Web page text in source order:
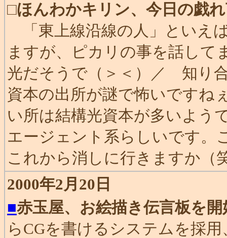
□ほんわかキリン、今日の戯
「東上線沿線の人」といえ
ますが、ピカリの事を話して
光だそうで（＞＜）／ 知り
資本の出所が謎で怖いですね
い所は結構光資本が多いよう
エージェント系らしいです。
これから消しに行きますか（
2000年2月20日
■赤玉屋、お絵描き伝言板を開
らCGを書けるシステムを採